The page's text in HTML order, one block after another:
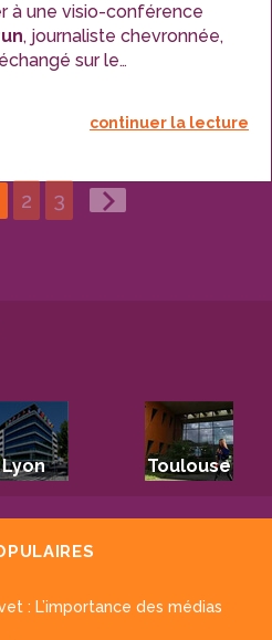
à une visio-conférence
, journaliste chevronnée,
sur le
continuer la lecture
PAGE
2 PAGE
3
Lyon Toulouse
: L’importance des médias